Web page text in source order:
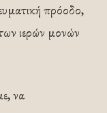
πρόοδο,
των ιερών μονών
να